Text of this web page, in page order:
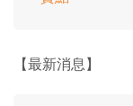
【最新消息】